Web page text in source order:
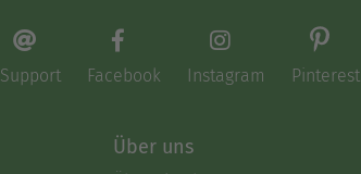
Support Facebook Instagram Pinterest
Über uns